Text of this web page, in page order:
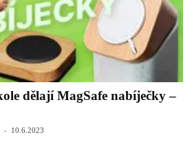
dělají MagSafe nabíječky –
- 10.6.2023